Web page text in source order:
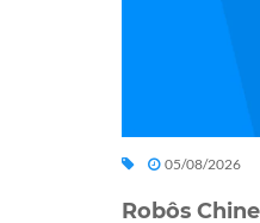
05/08/2026
Robôs